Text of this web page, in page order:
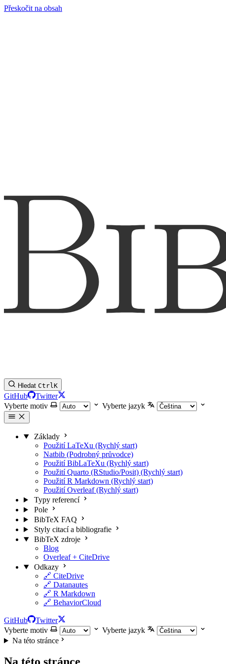
Přeskočit na obsah
Hledat CtrlK
GitHub
Twitter
Vyberte motiv
Vyberte jazyk
Základy
Použití LaTeXu (Rychlý start)
Natbib (Podrobný průvodce)
Použití BibLaTeXu (Rychlý start)
Použití Quarto (RStudio/Posit) (Rychlý start)
Použití R Markdown (Rychlý start)
Použití Overleaf (Rychlý start)
Typy referencí
Pole
BibTeX FAQ
Styly citací a bibliografie
BibTeX zdroje
Blog
Overleaf + CiteDrive
Odkazy
🔗 CiteDrive
🔗 Datanautes
🔗 R Markdown
🔗 BehaviorCloud
GitHub
Twitter
Vyberte motiv
Vyberte jazyk
Na této stránce